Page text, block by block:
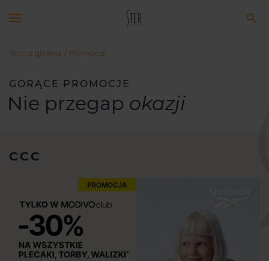
Strona główna Promocje
GORĄCE PROMOCJE
Nie przegap okazji
CCC